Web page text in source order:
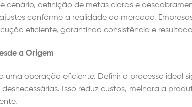
cenário, definição de metas claras e
conforme a realidade do mercado.
eficiente, garantindo consistência e
a Origem
uma operação eficiente. Definir o processo ideal
Isso reduz custos, melhora a